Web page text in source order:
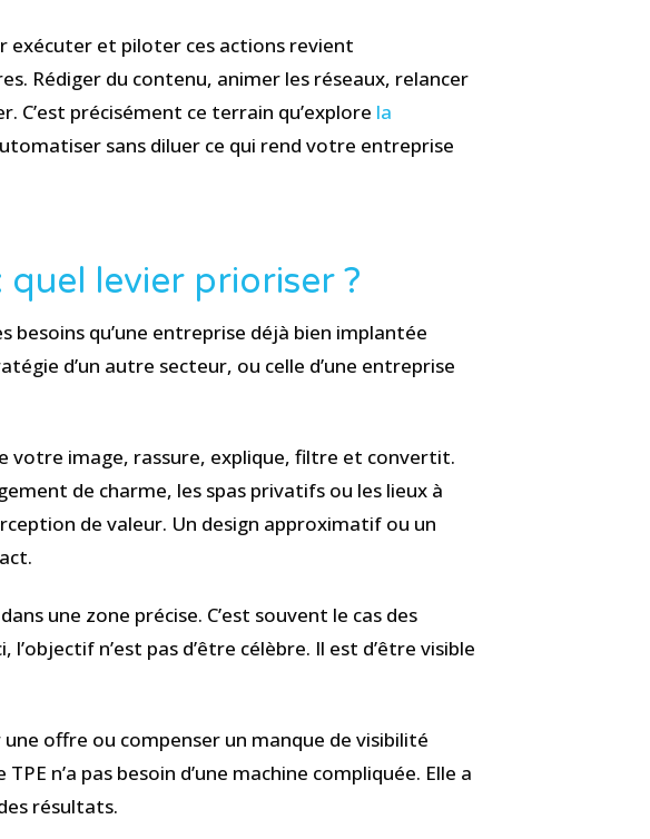
exécuter et piloter ces actions revient
Rédiger du contenu, animer les réseaux, relancer
C’est précisément ce terrain qu’explore la
sans diluer ce qui rend votre entreprise
levier prioriser ?
besoins qu’une entreprise déjà bien implantée
d’un autre secteur, ou celle d’une entreprise
votre image, rassure, explique, filtre et convertit.
de charme, les spas privatifs ou les lieux à
de valeur. Un design approximatif ou un
une zone précise. C’est souvent le cas des
n’est pas d’être célèbre. Il est d’être visible
offre ou compenser un manque de visibilité
n’a pas besoin d’une machine compliquée. Elle a
résultats.